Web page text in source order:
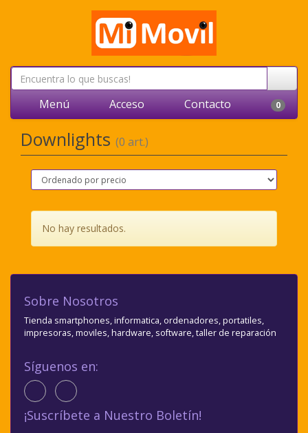
Menú Acceso Contacto 0
Downlights (0 art.)
No hay resultados.
Sobre Nosotros
Tienda smartphones, informatica, ordenadores, portatiles,
impresoras, moviles, hardware, software, taller de reparación
Síguenos en:
¡Suscríbete a Nuestro Boletín!